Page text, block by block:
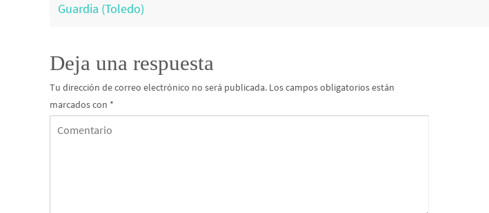
Guardia (Toledo)
Deja una respuesta
Tu dirección de correo electrónico no será publicada. Los campos obligatorios están
marcados con *